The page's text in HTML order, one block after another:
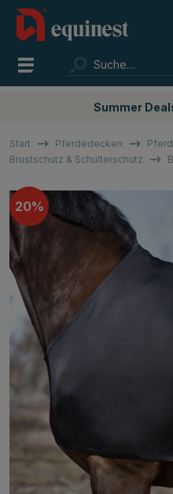
Summer
Start Pferdedecken
Brustschutz & Schulterschutz
20%